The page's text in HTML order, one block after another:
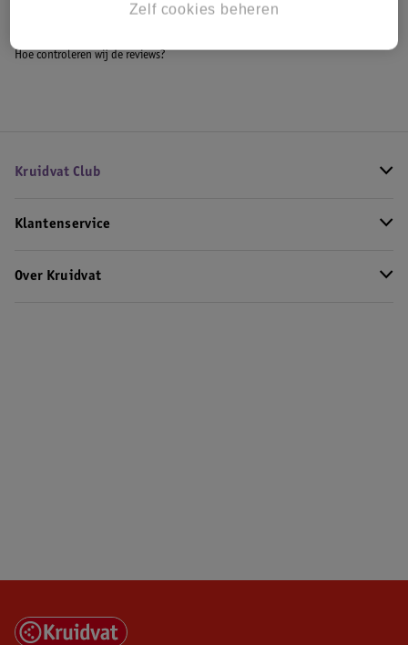
Jean Paul Gaultier Alle Herenparfum
Hoe controleren wij de reviews?
Kruidvat Club
Klantenservice
Over Kruidvat
Zelf cookies beheren